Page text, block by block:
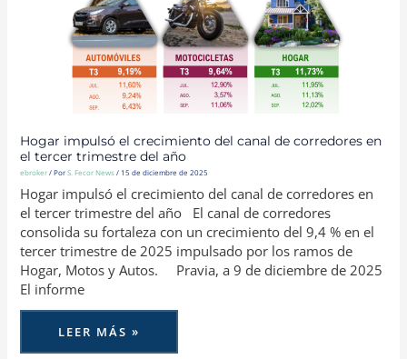
Hogar impulsó el crecimiento del canal de corredores en
el tercer trimestre del año
ebroker/ PorS. Fecor News/ 15 de diciembre de 2025
Hogar impulsó el crecimiento del canal de corredores en
el tercer trimestre del año El canal de corredores
consolida su fortaleza con un crecimiento del 9,4 % en el
tercer trimestre de 2025 impulsado por los ramos de
Hogar, Motos y Autos. Pravia, a 9 de diciembre de 2025
El informe
CORREDORES
EN
EL
TERCER
TRIMESTRE
DEL
AÑO
LEER MÁS »